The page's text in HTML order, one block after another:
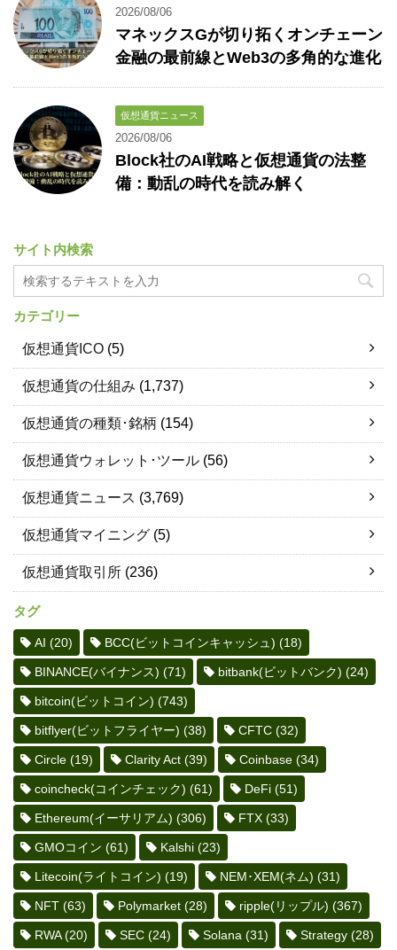
2026/08/06
マネックスGが切り拓くオンチェーン
金融の最前線とWeb3の多角的な進化
仮想通貨ニュース
2026/08/06
Block社のAI戦略と仮想通貨の法整
備：動乱の時代を読み解く
サイト内検索
カテゴリー
仮想通貨ICO (5)
仮想通貨の仕組み (1,737)
仮想通貨の種類･銘柄 (154)
仮想通貨ウォレット･ツール (56)
仮想通貨ニュース (3,769)
仮想通貨マイニング (5)
仮想通貨取引所 (236)
タグ
AI (20) BCC(ビットコインキャッシュ) (18)
BINANCE(バイナンス) (71) bitbank(ビットバンク) (24)
bitcoin(ビットコイン) (743)
bitflyer(ビットフライヤー) (38) CFTC (32)
Circle (19) Clarity Act (39) Coinbase (34)
coincheck(コインチェック) (61) DeFi (51)
Ethereum(イーサリアム) (306) FTX (33)
GMOコイン (61) Kalshi (23)
Litecoin(ライトコイン) (19) NEM･XEM(ネム) (31)
NFT (63) Polymarket (28) ripple(リップル) (367)
RWA(20) SEC (24) Solana (31) Strategy (28)